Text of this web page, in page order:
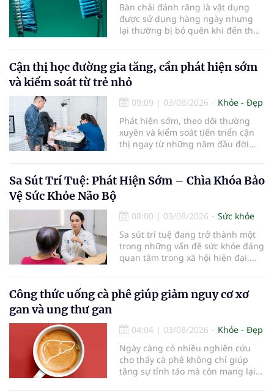
Bàn chải đánh răng là vật dụng
được sử dụng hàng ngày nhưng
lại thường bị bỏ quên khi đến thời
bàn chải quá lâu có thể làm giảm
hiệu quả làm sạch và ảnh hưởng
đến sức khỏe răng miệng...
Cận thị học đường gia tăng, cần phát hiện sớm
và kiểm soát từ trẻ nhỏ
09:09 | 03/08/2026
Khỏe - Đẹp
Phát hiện sớm, theo dõi thường
xuyên và kiểm soát tiến triển cận
thị ngay từ những năm đầu đời
trẻ. Đây cũng là định hướng của
Trung tâm Nhãn nhi và Kiểm soát
Đô đưa vào hoạt động ngày 1/8.
Sa Sút Trí Tuệ: Phát Hiện Sớm – Chìa Khóa Bảo
Vệ Sức Khỏe Não Bộ
08:00 | 03/08/2026
Sức khỏe
Sa sút trí tuệ đang trở thành một
trong những vấn đề sức khỏe đáng
quan tâm trong xã hội hiện đại,
triệu người trên thế giới đang
sống chung với bệnh, trong đó
70% trường hợp.
Công thức uống cà phê giúp giảm nguy cơ xơ
gan và ung thư gan
04:04 | 03/08/2026
Khỏe - Đẹp
Ngày càng có nhiều nghiên cứu
cho thấy cà phê không chỉ giúp
tăng sự tỉnh táo mà còn mang lại